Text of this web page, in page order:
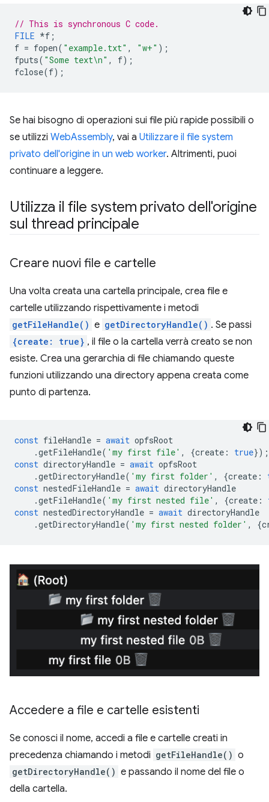
// This is synchronous C code.
FILE *f ;
f = fopen( "example.txt" , "w+" );
fputs( "Some text\n" , f);
fclose(f);
Se hai bisogno di operazioni sui file più rapide possibili o
se utilizzi WebAssembly, vai a Utilizzare il file system
privato dell'origine in un web worker. Altrimenti, puoi
continuare a leggere.
Utilizza il file system privato dell'origine
sul thread principale
Creare nuovi file e cartelle
Una volta creata una cartella principale, crea file e
cartelle utilizzando rispettivamente i metodi
getFileHandle() e getDirectoryHandle() . Se passi
{create: true} , il file o la cartella verrà creato se non
esiste. Crea una gerarchia di file chiamando queste
funzioni utilizzando una directory appena creata come
punto di partenza.
const fileHandle = await opfsRoot
.getFileHandle( 'my first file' , {create : true});
const directoryHandle = await opfsRoot
.getDirectoryHandle( 'my first folder' , {create :
const nestedFileHandle = await directoryHandle
.getFileHandle( 'my first nested file' , {create :
const nestedDirectoryHandle = await directoryHandle
.getDirectoryHandle( 'my first nested folder' , {
Accedere a file e cartelle esistenti
Se conosci il nome, accedi a file e cartelle creati in
precedenza chiamando i metodi getFileHandle() o
getDirectoryHandle() e passando il nome del file o
della cartella.